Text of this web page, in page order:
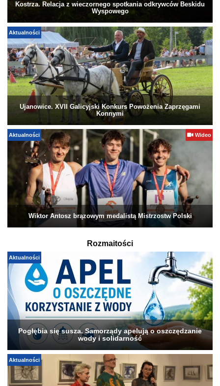
Kostrza. Relacja z wieczornego spotkania odkrywców Beskidu
Wyspowego
Aktualności
Ujanowice. XVII Galicyjski Konkurs Powożenia Zaprzęgami
Konnymi
Aktualności Wideo
Wiktor Antosz brązowym medalistą Mistrzostw Polski
Rozmaitości
Aktualności
Pogłębia się susza. Samorządy apelują o oszczędzanie
wody i solidarność
Aktualności